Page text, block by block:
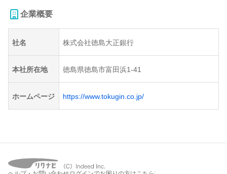
企業概要
社名 株式会社徳島大正銀行
本社所在地 徳島県徳島市富田浜1-41
ホームページ https://www.tokugin.co.jp/